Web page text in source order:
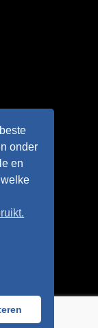
onder
en